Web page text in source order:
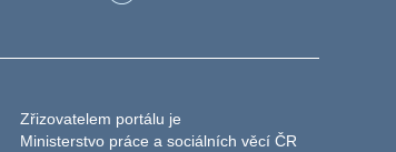
Zřizovatelem portálu je
Ministerstvo práce a sociálních věcí ČR